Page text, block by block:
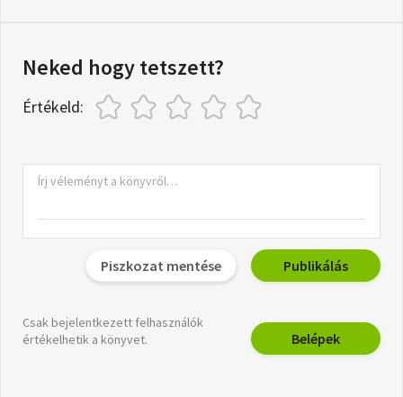
Neked hogy tetszett?
Értékeld:
Piszkozat mentése Publikálás
Csak bejelentkezett felhasználók
értékelhetik a könyvet.
Belépek